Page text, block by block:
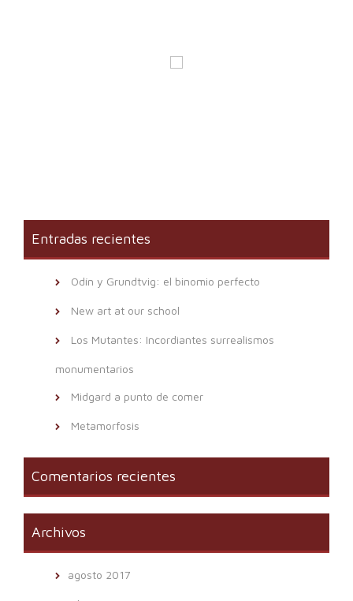
Entradas recientes
Odín y Grundtvig: el binomio perfecto
New art at our school
Los Mutantes: Incordiantes surrealismos
monumentarios
Midgard a punto de comer
Metamorfosis
Comentarios recientes
Archivos
agosto 2017